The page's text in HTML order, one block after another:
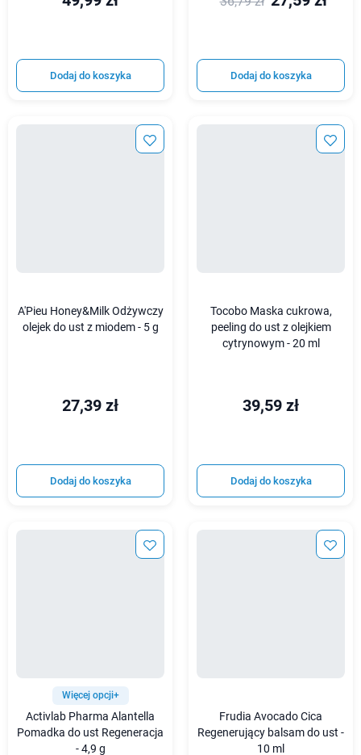
Dodaj do koszyka Dodaj do koszyka
A'Pieu Honey&Milk Odżywczy
olejek do ust z miodem - 5 g
27,39 zł
Dodaj do koszyka
Tocobo Maska cukrowa,
peeling do ust z olejkiem
cytrynowym - 20 ml
39,59 zł
Dodaj do koszyka
Więcej opcji+
Activlab Pharma Alantella
Pomadka do ust Regeneracja
- 4,9 g
Frudia Avocado Cica
Regenerujący balsam do ust -
10 ml